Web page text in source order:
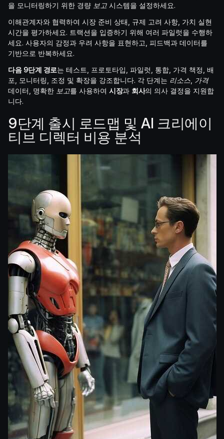
을 모니터링하기 위한 경량 보고 시스템을 설정하세요.
이해관계자와 협력하여 시장 준비 상태, 규제 고려 사항, 가치 실현
시간을 평가하세요. 트랙션을 입증하기 위해 여러 파일럿을 수행하
세요. 사용자의 감정과 우려 사항을 표현하고, 피드백과 데이터를
기반으로 반복하세요.
다음 9단계 경로는 테스트, 프로토타입, 파일럿, 통합, 가격 책정, 배
포, 모니터링, 조정 및 확장을 강조합니다. 각 단계는 리소스 가격
데이터, 명확한 보고를 사용하여 시장과 회사의 의사 결정을 지원합
니다.
9단계 출시 로드맵 및 AI 크리에이
티브 디렉터 비용 분석